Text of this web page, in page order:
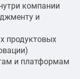
компании
и
продуктовых
и платформам